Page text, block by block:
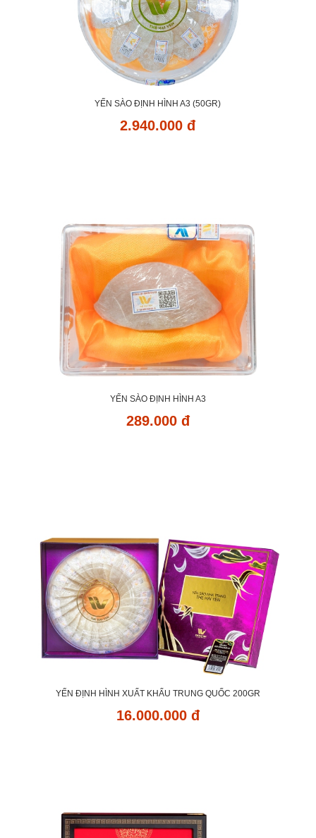
YẾN SÀO ĐỊNH HÌNH A3 (50GR)
2.940.000 đ
YẾN SÀO ĐỊNH HÌNH A3
289.000 đ
YẾN ĐỊNH HÌNH XUẤT KHẨU TRUNG QUỐC 200GR
16.000.000 đ